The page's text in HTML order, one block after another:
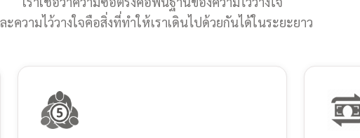
ะความไว้วางใจคือสิ่งที่ทำให้เราเดินไปด้วยกันได้ในระยะยาว